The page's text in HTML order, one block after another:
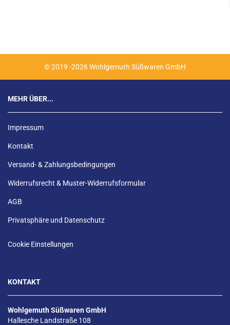
© 2019 -2026 Wohlgemuth Süßwaren GmbH
MEHR ÜBER...
Impressum
Kontakt
Versand- & Zahlungsbedingungen
Widerrufsrecht & Muster-Widerrufsformular
AGB
Privatsphäre und Datenschutz
Cookie Einstellungen
KONTAKT
Wohlgemuth Süßwaren GmbH
Hallesche Landstraße 108